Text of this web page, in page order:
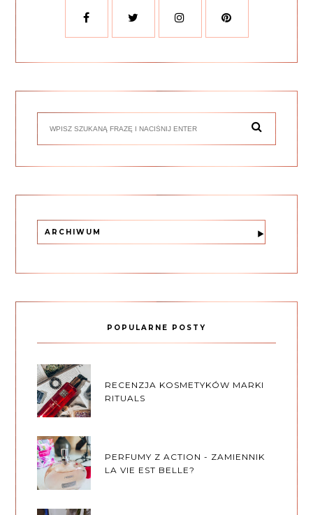
ARCHIWUM
POPULARNE POSTY
RECENZJA KOSMETYKÓW MARKI
RITUALS
PERFUMY Z ACTION - ZAMIENNIK
LA VIE EST BELLE?